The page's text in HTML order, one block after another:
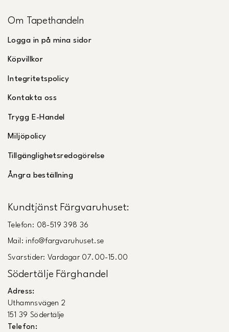
Om Tapethandeln
Logga in på mina sidor
Köpvillkor
Integritetspolicy
Kontakta oss
Trygg E-Handel
Miljöpolicy
Tillgänglighetsredogörelse
Ångra beställning
Kundtjänst Färgvaruhuset:
Telefon: 08-519 398 36
Mail: info@fargvaruhuset.se
Svarstider: Vardagar 07.00-15.00
Södertälje Färghandel
Adress:
Uthamnsvägen 2
151 39 Södertälje
Telefon: